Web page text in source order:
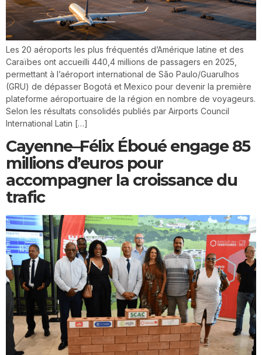
Les 20 aéroports les plus fréquentés d’Amérique latine et des
Caraïbes ont accueilli 440,4 millions de passagers en 2025,
permettant à l’aéroport international de São Paulo/Guarulhos
(GRU) de dépasser Bogotá et Mexico pour devenir la première
plateforme aéroportuaire de la région en nombre de voyageurs.
Selon les résultats consolidés publiés par Airports Council
International Latin […]
Cayenne–Félix Éboué engage 85
millions d’euros pour
accompagner la croissance du
trafic